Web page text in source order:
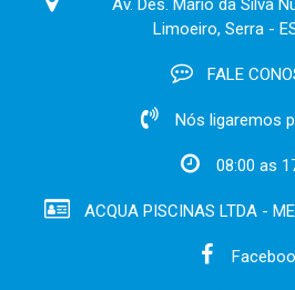
Limoeiro, Serra -
FALE
Nós ligaremos
08:00 as
ACQUA PISCINAS LTDA -